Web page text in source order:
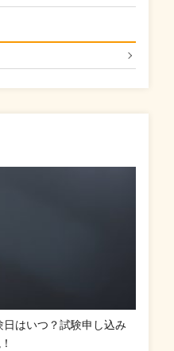
日はいつ？試験申し込み